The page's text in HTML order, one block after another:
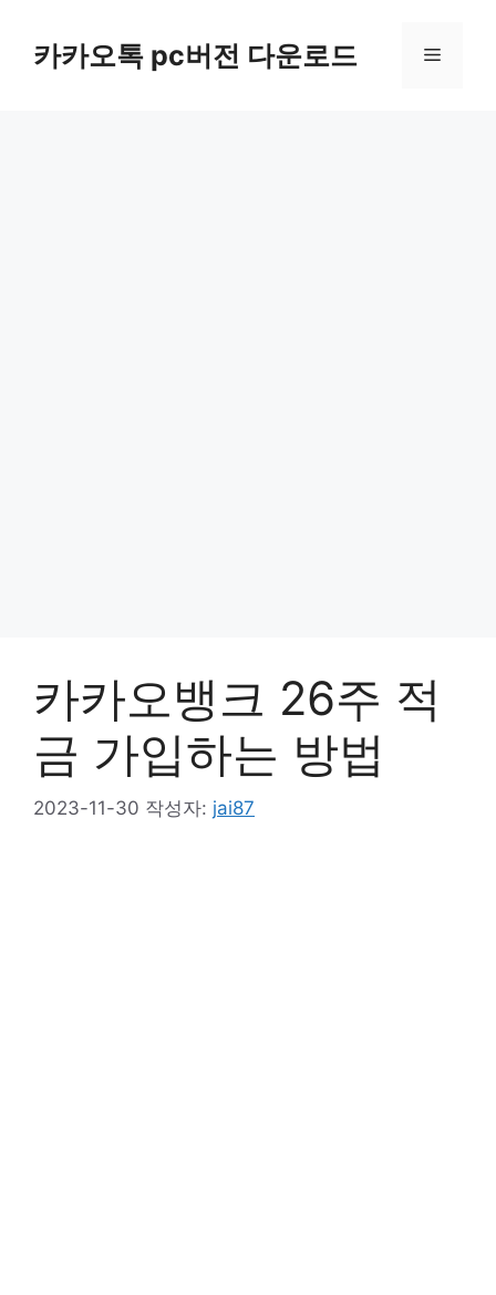
카카오톡 pc버전 다운로드 메
카카오뱅크 26주 적
금 가입하는 방법
2023-11-30 작성자: jai87